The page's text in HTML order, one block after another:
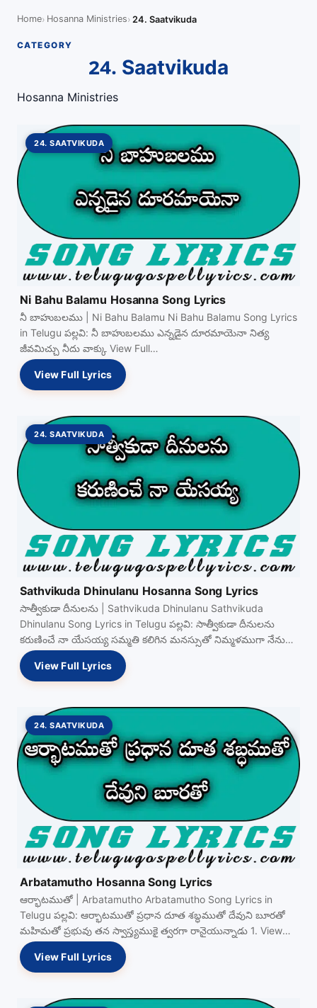
Home Hosanna Ministries 24. Saatvikuda
CATEGORY
24. Saatvikuda
Hosanna Ministries
24. SAATVIKUDA
Ni Bahu Balamu Hosanna Song Lyrics
నీ బాహుబలము | Ni Bahu Balamu Ni Bahu Balamu Song Lyrics
in Telugu పల్లవి: నీ బాహుబలము ఎన్నడైన దూరమాయెనా నిత్య
జీవమిచ్చు నీదు వాక్కు View Full…
View Full Lyrics
24. SAATVIKUDA
Sathvikuda Dhinulanu Hosanna Song Lyrics
సాత్వీకుడా దీనులను | Sathvikuda Dhinulanu Sathvikuda
Dhinulanu Song Lyrics in Telugu పల్లవి: సాత్వీకుడా దీనులను
కరుణించే నా యేసయ్య సమ్మతి కలిగిన మనస్సుతో నిమ్మళముగా నేను
View Full…
View Full Lyrics
24. SAATVIKUDA
Arbatamutho Hosanna Song Lyrics
ఆర్భాటముతో | Arbatamutho Arbatamutho Song Lyrics in
Telugu పల్లవి: ఆర్భాటముతో ప్రధాన దూత శబ్ధముతో దేవుని బూరతో
మహిమతో ప్రభువు తన స్వాస్త్యముకై త్వరగా రానైయున్నాడు 1. View
Full…
View Full Lyrics